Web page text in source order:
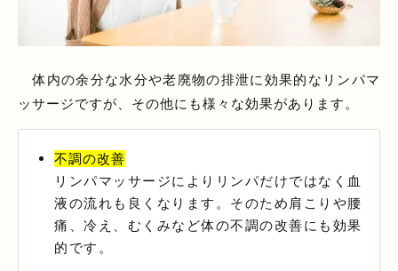
体内の余分な水分や老廃物の排泄に効果的なリンパマ
ッサージですが、その他にも様々な効果があります。
不調の改善
リンパマッサージによりリンパだけではなく血
液の流れも良くなります。そのため肩こりや腰
痛、冷え、むくみなど体の不調の改善にも効果
的です。